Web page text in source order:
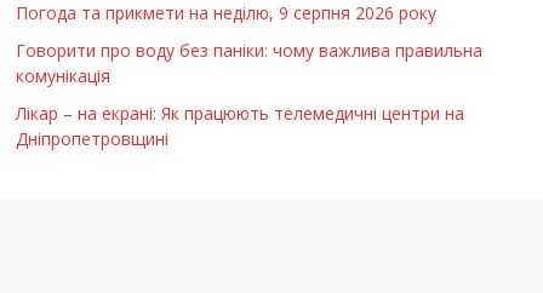
Погода та прикмети на неділю, 9 серпня 2026 року
Говорити про воду без паніки: чому важлива правильна
комунікація
Лікар – на екрані: Як працюють телемедичні центри на
Дніпропетровщині